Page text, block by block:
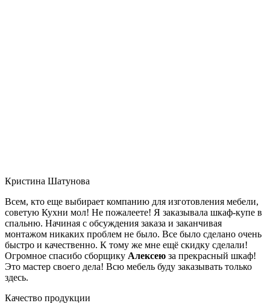
Кристина Шатунова
Всем, кто еще выбирает компанию для изготовления мебели,
советую Кухни мол! Не пожалеете! Я заказывала шкаф-купе в
спальню. Начиная с обсуждения заказа и заканчивая
монтажом никаких проблем не было. Все было сделано очень
быстро и качественно. К тому же мне ещё скидку сделали!
Огромное спасибо сборщику Алексею за прекрасный шкаф!
Это мастер своего дела! Всю мебель буду заказывать только
здесь.
Качество продукции